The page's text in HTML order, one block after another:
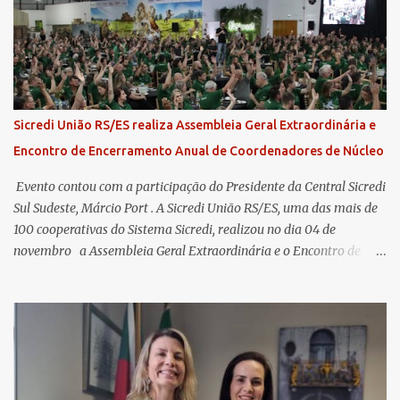
Sicredi União RS/ES realiza Assembleia Geral Extraordinária e
Encontro de Encerramento Anual de Coordenadores de Núcleo
​ Evento contou com a participação do Presidente da Central Sicredi
Sul Sudeste, Márcio Port . A Sicredi União RS/ES, uma das mais de
100 cooperativas do Sistema Sicredi, realizou no dia 04 de
novembro a Assembleia Geral Extraordinária e o Encontro de
futuro. O evento ocorreu presencialmente em Santa Rosa/RS com
transmissão simultânea para os coordenadores capixabas, que
estavam reunidos em Cachoeiro de Itapemirim / ES. Durante a
Assembleia Geral Extraordinária, foram debatidas e aprovadas